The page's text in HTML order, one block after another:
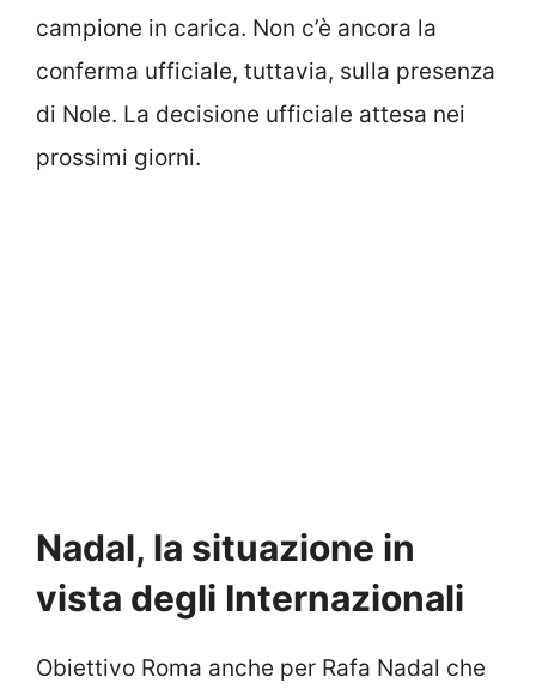
campione in carica. Non c’è ancora la
conferma ufficiale, tuttavia, sulla presenza
di Nole. La decisione ufficiale attesa nei
prossimi giorni.
Nadal, la situazione in
vista degli Internazionali
Obiettivo Roma anche per Rafa Nadal che